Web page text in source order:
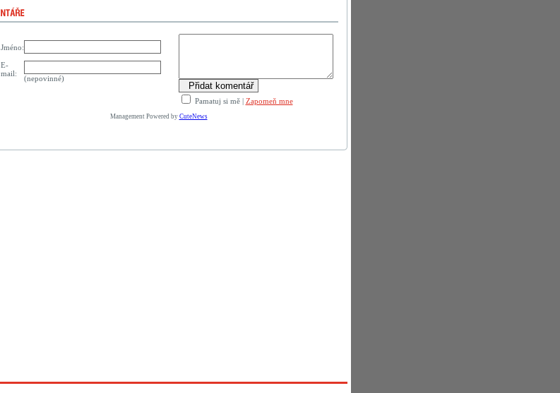
Jméno:
Pamatuj si mě| Zapomeň mne
E-
mail:
(nepovinné)
Management Powered by CuteNews